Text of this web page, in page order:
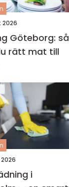
2026
Göteborg: så
rätt mat till
i